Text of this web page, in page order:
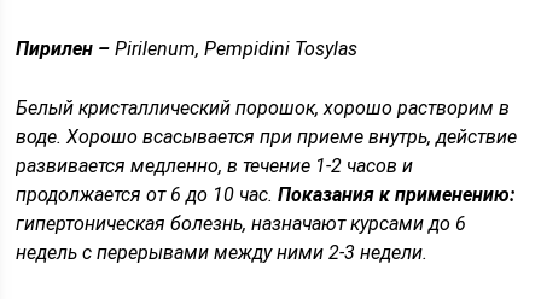
Пирилен –Pirilenum, Pempidini Tosylas
Белый кристаллический порошок, хорошо растворим в
воде. Хорошо всасывается при приеме внутрь, действие
развивается медленно, в течение 1-2 часов и
продолжается от 6 до 10 час.Показания к применению:
гипертоническая болезнь, назначают курсами до 6
недель с перерывами между ними 2-3 недели.